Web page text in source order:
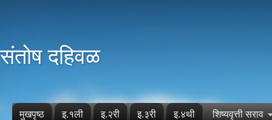
संतोष दहिवळ
मुखपृष्ठ इ.१ली इ.२री इ.३री इ.४थी शिष्यवृत्ती सराव